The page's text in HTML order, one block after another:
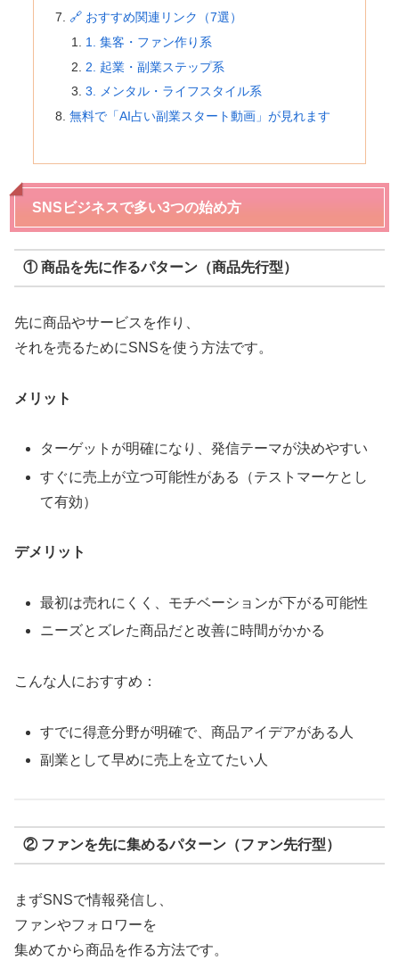
🔗 おすすめ関連リンク（7選）
1. 集客・ファン作り系
2. 起業・副業ステップ系
3. メンタル・ライフスタイル系
無料で「AI占い副業スタート動画」が見れます
SNSビジネスで多い3つの始め方
① 商品を先に作るパターン（商品先行型）
先に商品やサービスを作り、
それを売るためにSNSを使う方法です。
メリット
ターゲットが明確になり、発信テーマが決めやすい
すぐに売上が立つ可能性がある（テストマーケとし
て有効）
デメリット
最初は売れにくく、モチベーションが下がる可能性
ニーズとズレた商品だと改善に時間がかかる
こんな人におすすめ：
すでに得意分野が明確で、商品アイデアがある人
副業として早めに売上を立てたい人
② ファンを先に集めるパターン（ファン先行型）
まずSNSで情報発信し、
ファンやフォロワーを
集めてから商品を作る方法です。